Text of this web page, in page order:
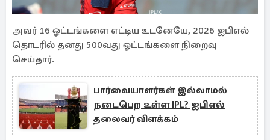
அவர் 16 ஓட்டங்களை எட்டிய உடனேயே, 2026 ஐபிஎல்
தொடரில் தனது 500வது ஓட்டங்களை நிறைவு
செய்தார்.
பார்வையாளர்கள் இல்லாமல்
நடைபெற உள்ள IPL? ஐபிஎல்
தலைவர் விளக்கம்